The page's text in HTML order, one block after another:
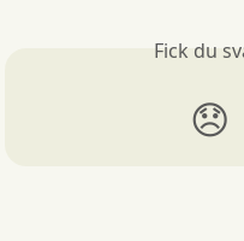
Fick du
😞